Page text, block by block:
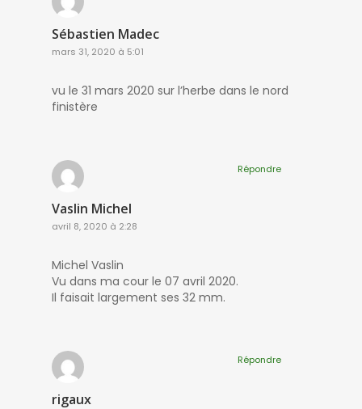
Sébastien Madec
mars 31, 2020 à 5:01
vu le 31 mars 2020 sur l’herbe dans le nord
finistère
Vaslin Michel
avril 8, 2020 à 2:28
Michel Vaslin
Vu dans ma cour le 07 avril 2020.
Il faisait largement ses 32 mm.
Répondre
rigaux
Répondre